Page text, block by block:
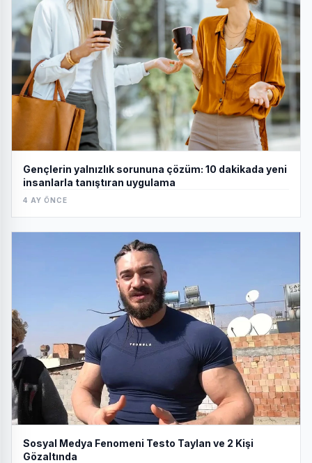
Gençlerin yalnızlık sorununa çözüm: 10 dakikada yeni
insanlarla tanıştıran uygulama
4 AY ÖNCE
Sosyal Medya Fenomeni Testo Taylan ve 2 Kişi
Gözaltında